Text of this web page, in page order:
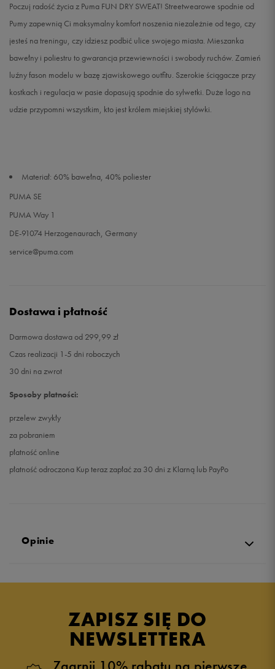
Poczuj radość życia z Puma FUN DRY SWEAT! Streetwearowe spodnie od
Pumy zapewnią Ci maksymalny komfort noszenia niezależnie od tego, czy
jesteś na treningu, czy idziesz podbić ulice swojego miasta. Mieszanka
bawełny i poliestru to gwarancja przewiewności i swobody ruchów. Zamień
luźny fason modelu w bazę zjawiskowego outfitu. Szerokie ściągacze przy
kostkach i regulacja w pasie dopasują spodnie do sylwetki. Duże logo na
udzie przypomni wszystkim, kto jest królem miejskiej stylówki.
Materiał: 60% bawełna, 40% poliester
PUMA SE
PUMA Way 1
DE-91074 Herzogenaurach, Germany
service@puma.com
Dostawa i płatność
Darmowa dostawa od 299,99 zł
Czas realizacji 1-5 dni roboczych
30 dni na zwrot
Sposoby płatności:
przelew zwykły
za pobraniem
płatność online
płatność odroczona Kup teraz zapłać za 30 dni z Klarną lub PayPo
Opinie
ZAPISZ SIĘ DO
NEWSLETTERA